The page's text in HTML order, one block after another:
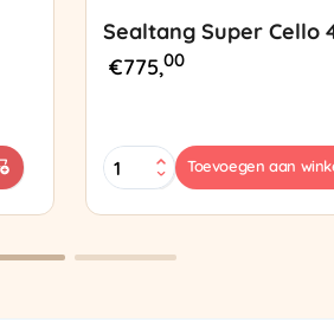
Sealtang Super Cello
€775,00
Sealtang
Super
Toevoegen aan